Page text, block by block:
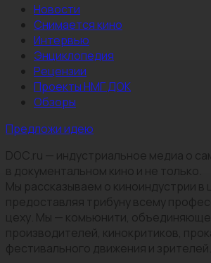
Новости
Снимается кино
Интервью
Энциклопедия
Рецензии
Проекты НМГ ДОК
Обзоры
Предложи идею
DOC.ru — индустриальное медиа о
в документальном кино и не только.
Мы рассказываем о киноиндустрии в
предоставляя трибуну всему
цеху. Мы — комьюнити,
производителей, кинокритиков,
фестивального движения и зрителей.